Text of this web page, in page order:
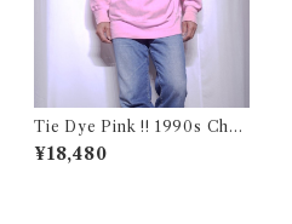
Tie Dye Pink !! 1990s Cha
mpion Reverse Weave USA
/ チャンピオン リバースウィ
¥18,480